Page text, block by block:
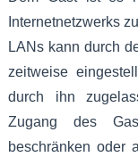
Internetnetzwerks
LANs kann durch
zeitweise
durch ihn
Zugang des
beschränken oder